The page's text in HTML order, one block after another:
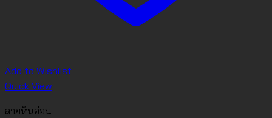
Add to Wishlist
Quick View
ลายหินอ่อน